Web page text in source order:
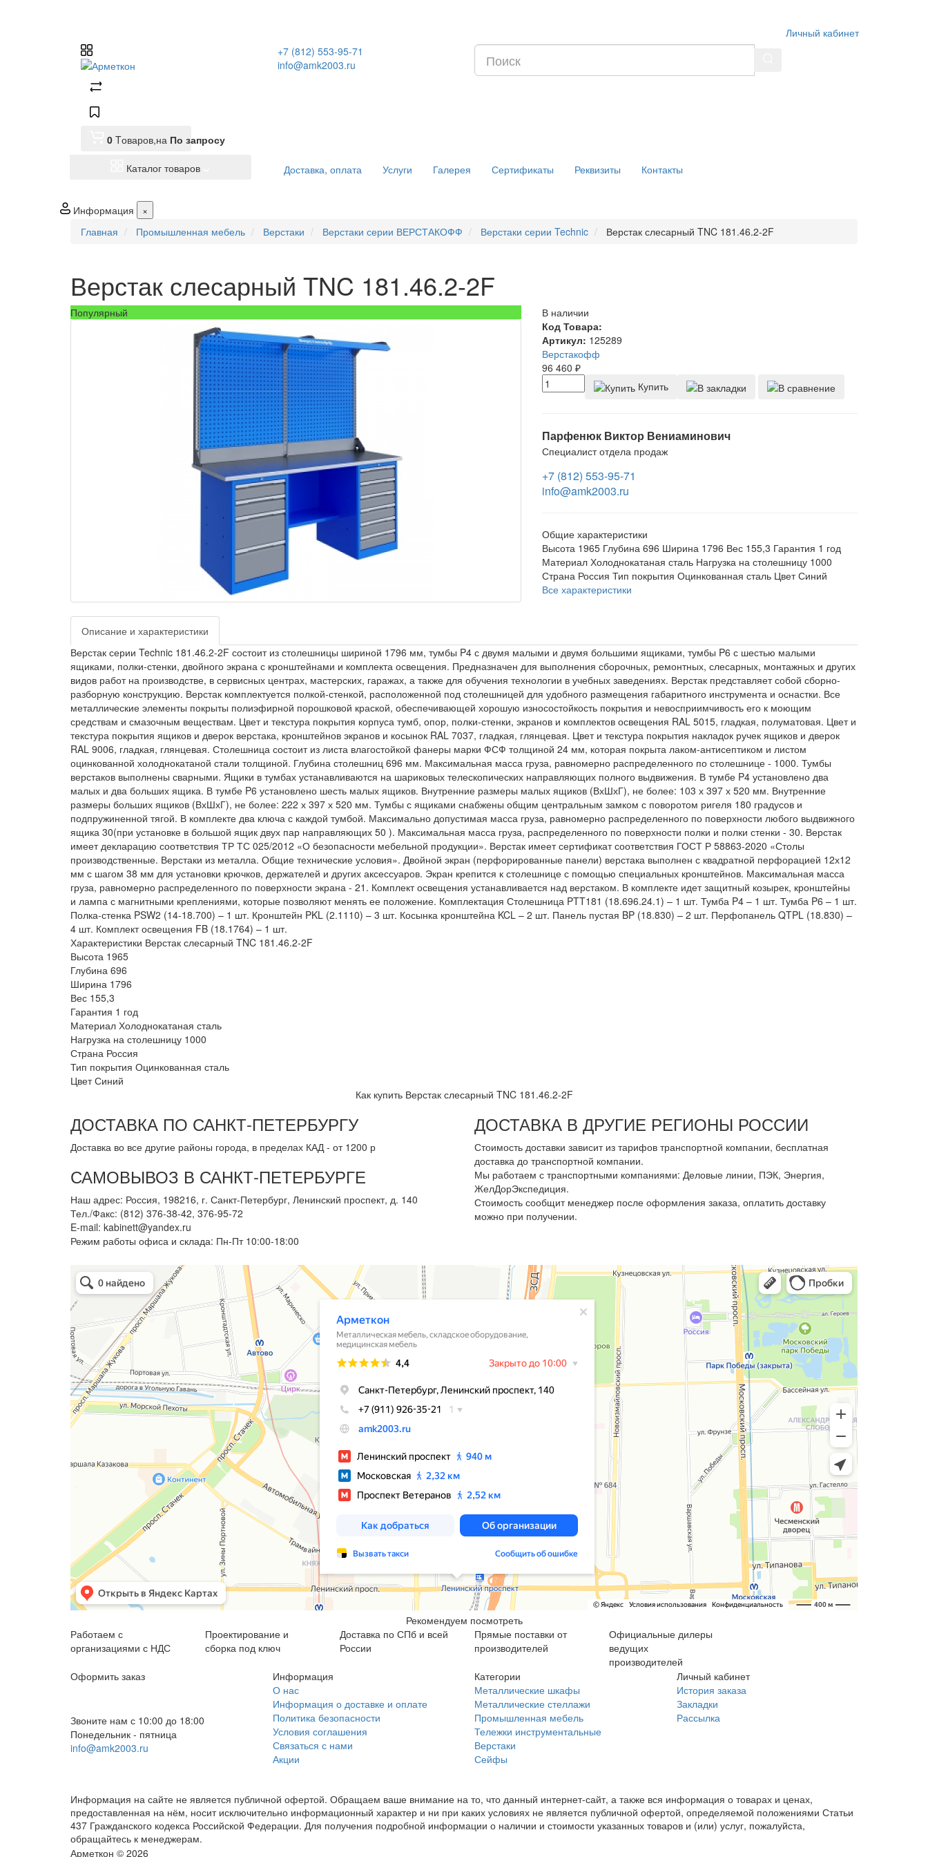
Личный кабинет
+7 (812) 553-95-71
info@amk2003.ru
0 Tоваров,на По запросу
Каталог товаров Доставка, оплата Услуги Галерея Сертификаты Реквизиты Контакты
Информация
×
Главная
Промышленная мебель Верстаки Верстаки серии ВЕРСТАКОФФ Верстаки серии Technic Верстак слесарный TNC 181.46.2-2F
Верстак слесарный TNC 181.46.2-2F
Популярный
В наличии
Код Товара:
Артикул: 125289
Верстакофф
96 460 ₽
Купить
Парфенюк Виктор Вениаминович
Специалист отдела продаж
+7 (812) 553-95-71
info@amk2003.ru
Общие характеристики
Высота 1965 Глубина 696 Ширина 1796 Вес 155,3 Гарантия 1 год
Материал Холоднокатаная сталь Нагрузка на столешницу 1000
Страна Россия Тип покрытия Оцинкованная сталь Цвет Синий
Все характеристики
Описание и характеристики
Верстак серии Technic 181.46.2-2F состоит из столешницы шириной 1796 мм, тумбы P4 с двумя малыми и двумя большими ящиками, тумбы P6 с шестью малыми
ящиками, полки-стенки, двойного экрана с кронштейнами и комплекта освещения. Предназначен для выполнения сборочных, ремонтных, слесарных, монтажных и других
видов работ на производстве, в сервисных центрах, мастерских, гаражах, а также для обучения технологии в учебных заведениях. Верстак представляет собой сборно-
разборную конструкцию. Верстак комплектуется полкой-стенкой, расположенной под столешницей для удобного размещения габаритного инструмента и оснастки. Все
металлические элементы покрыты полиэфирной порошковой краской, обеспечивающей хорошую износостойкость покрытия и невосприимчивость его к моющим
средствам и смазочным веществам. Цвет и текстура покрытия корпуса тумб, опор, полки-стенки, экранов и комплектов освещения RAL 5015, гладкая, полуматовая. Цвет и
текстура покрытия ящиков и дверок верстака, кронштейнов экранов и косынок RAL 7037, гладкая, глянцевая. Цвет и текстура покрытия накладок ручек ящиков и дверок
RAL 9006, гладкая, глянцевая. Столешница состоит из листа влагостойкой фанеры марки ФСФ толщиной 24 мм, которая покрыта лаком-антисептиком и листом
оцинкованной холоднокатаной стали толщиной. Глубина столешниц 696 мм. Максимальная масса груза, равномерно распределенного по столешнице - 1000. Тумбы
верстаков выполнены сварными. Ящики в тумбах устанавливаются на шариковых телескопических направляющих полного выдвижения. В тумбе P4 установлено два
малых и два больших ящика. В тумбе P6 установлено шесть малых ящиков. Внутренние размеры малых ящиков (ВхШхГ), не более: 103 х 397 х 520 мм. Внутренние
размеры больших ящиков (ВхШхГ), не более: 222 х 397 х 520 мм. Тумбы с ящиками снабжены общим центральным замком с поворотом ригеля 180 градусов и
подпружиненной тягой. В комплекте два ключа с каждой тумбой. Максимально допустимая масса груза, равномерно распределенного по поверхности любого выдвижного
ящика 30(при установке в большой ящик двух пар направляющих 50 ). Максимальная масса груза, распределенного по поверхности полки и полки стенки - 30. Верстак
имеет декларацию соответствия ТР ТС 025/2012 «О безопасности мебельной продукции». Верстак имеет сертификат соответствия ГОСТ Р 58863-2020 «Столы
производственные. Верстаки из металла. Общие технические условия». Двойной экран (перфорированные панели) верстака выполнен с квадратной перфорацией 12х12
мм с шагом 38 мм для установки крючков, держателей и других аксессуаров. Экран крепится к столешнице с помощью специальных кронштейнов. Максимальная масса
груза, равномерно распределенного по поверхности экрана - 21. Комплект освещения устанавливается над верстаком. В комплекте идет защитный козырек, кронштейны
и лампа с магнитными креплениями, которые позволяют менять ее положение. Комплектация Столешница PTT181 (18.696.24.1) – 1 шт. Тумба P4 – 1 шт. Тумба P6 – 1 шт.
Полка-стенка PSW2 (14-18.700) – 1 шт. Кронштейн PKL (2.1110) – 3 шт. Косынка кронштейна KCL – 2 шт. Панель пустая BP (18.830) – 2 шт. Перфопанель QTPL (18.830) –
4 шт. Комплект освещения FB (18.1764) – 1 шт.
Характеристики Верстак слесарный TNC 181.46.2-2F
Высота 1965
Глубина 696
Ширина 1796
Вес 155,3
Гарантия 1 год
Материал Холоднокатаная сталь
Нагрузка на столешницу 1000
Страна Россия
Тип покрытия Оцинкованная сталь
Цвет Синий
Как купить Верстак слесарный TNC 181.46.2-2F
ДОСТАВКА ПО САНКТ-ПЕТЕРБУРГУ
Доставка во все другие районы города, в пределах КАД - от 1200 р
САМОВЫВОЗ В САНКТ-ПЕТЕРБУРГЕ
Наш адрес: Россия, 198216, г. Санкт-Петербург, Ленинский проспект, д. 140
Тел./Факс: (812) 376-38-42, 376-95-72
E-mail: kabinett@yandex.ru
Режим работы офиса и склада: Пн-Пт 10:00-18:00
ДОСТАВКА В ДРУГИЕ РЕГИОНЫ РОССИИ
Стоимость доставки зависит из тарифов транспортной компании, бесплатная
доставка до транспортной компании.
Мы работаем с транспортными компаниями: Деловые линии, ПЭК, Энергия,
ЖелДорЭкспедиция.
Стоимость сообщит менеджер после оформления заказа, оплатить доставку
можно при получении.
Арметкон
Металлическая мебель в Санкт‑Петербурге
Торговое оборудование в Санкт‑Петербурге
Рекомендуем посмотреть
Работаем с
организациями с НДС
Проектирование и
сборка под ключ
Доставка по СПб и всей
России
Прямые поставки от
производителей
Официальные дилеры
ведущих
производителей
Оформить заказ
Звоните нам с 10:00 до 18:00
Понедельник - пятница
info@amk2003.ru
Информация
О нас
Информация о доставке и оплате
Политика безопасности
Условия соглашения
Связаться с нами
Акции
Категории
Металлические шкафы
Металлические стеллажи
Промышленная мебель
Тележки инструментальные
Верстаки
Сейфы
Личный кабинет
История заказа
Закладки
Рассылка
Информация на сайте не является публичной офертой. Обращаем ваше внимание на то, что данный интернет-сайт, а также вся информация о товарах и ценах,
предоставленная на нём, носит исключительно информационный характер и ни при каких условиях не является публичной офертой, определяемой положениями Статьи
437 Гражданского кодекса Российской Федерации. Для получения подробной информации о наличии и стоимости указанных товаров и (или) услуг, пожалуйста,
обращайтесь к менеджерам.
Арметкон © 2026